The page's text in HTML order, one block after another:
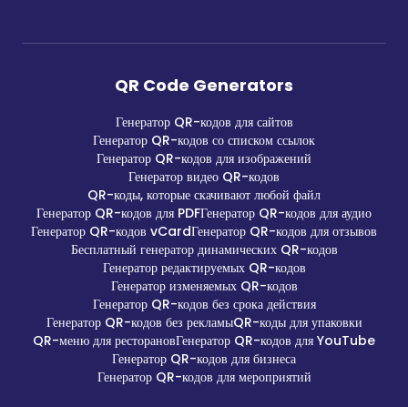
QR Code Generators
Генератор QR-кодов для сайтов
Генератор QR-кодов со списком ссылок
Генератор QR-кодов для изображений
Генератор видео QR-кодов
QR-коды, которые скачивают любой файл
Генератор QR-кодов для PDFГенератор QR-кодов для аудио
Генератор QR-кодов vCardГенератор QR-кодов для отзывов
Бесплатный генератор динамических QR-кодов
Генератор редактируемых QR-кодов
Генератор изменяемых QR-кодов
Генератор QR-кодов без срока действия
Генератор QR-кодов без рекламыQR-коды для упаковки
QR-меню для ресторановГенератор QR-кодов для YouTube
Генератор QR-кодов для бизнеса
Генератор QR-кодов для мероприятий